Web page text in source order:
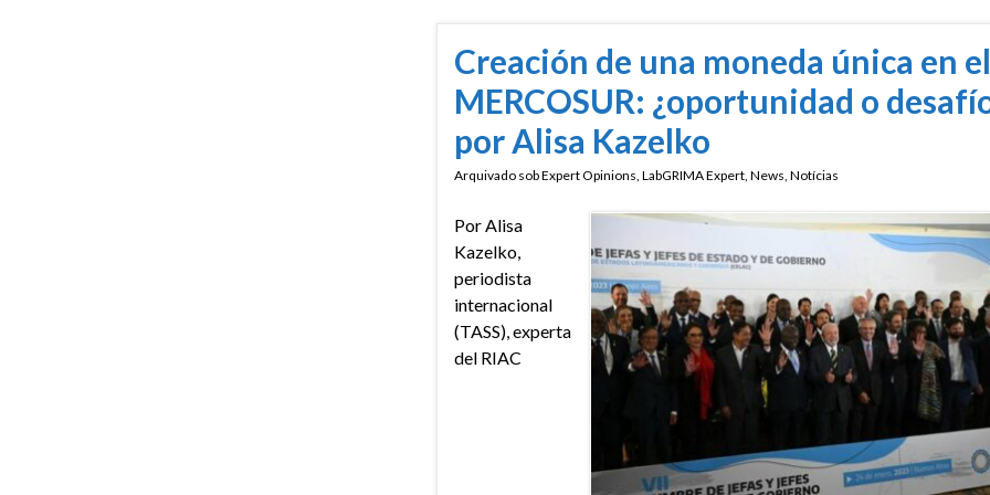
Creación de una moneda única en el
MERCOSUR: ¿oportunidad o
por Alisa Kazelko
Arquivado sobExpert Opinions, LabGRIMA Expert, News, Notícias
Por Alisa
Kazelko,
periodista
internacional
(TASS), experta
del RIAC